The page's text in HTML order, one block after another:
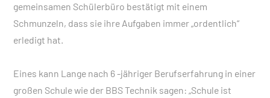
gemeinsamen Schülerbüro bestätigt mit einem
Schmunzeln, dass sie ihre Aufgaben immer „ordentlich“
erledigt hat.
Eines kann Lange nach 6 -jähriger Berufserfahrung in einer
großen Schule wie der BBS Technik sagen: „Schule ist